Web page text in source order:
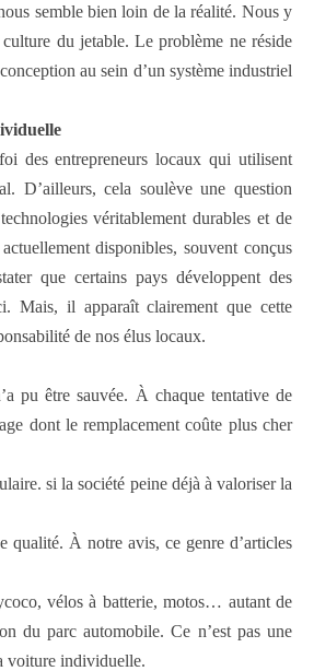
semble bien loin de la réalité. Nous y
du jetable. Le problème ne réside
au sein d’un système industriel
des entrepreneurs locaux qui utilisent
D’ailleurs, cela soulève une question
véritablement durables et de
disponibles, souvent conçus
que certains pays développent des
Mais, il apparaît clairement que cette
de nos élus locaux.
pu être sauvée. À chaque tentative de
dont le remplacement coûte plus cher
si la société peine déjà à valoriser la
qualité. À notre avis, ce genre d’articles
vélos à batterie, motos… autant de
du parc automobile. Ce n’est pas une
voiture individuelle.